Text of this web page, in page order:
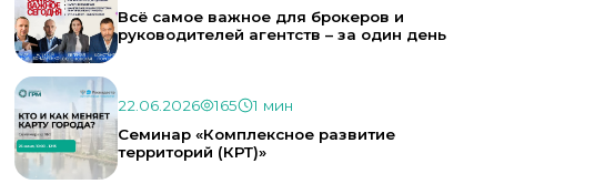
Всё самое важное для брокеров и
руководителей агентств – за один день
22.06.2026 165
1 мин
Семинар «Комплексное развитие
территорий (КРТ)»